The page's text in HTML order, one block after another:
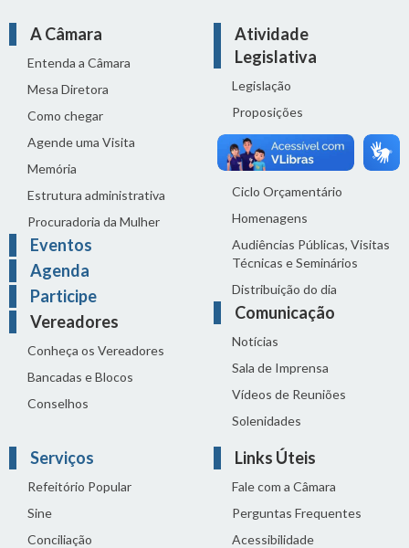
A Câmara
Entenda a Câmara
Mesa Diretora
Como chegar
Agende uma Visita
Memória
Estrutura administrativa
Procuradoria da Mulher
Eventos
Agenda
Participe
Vereadores
Conheça os Vereadores
Bancadas e Blocos
Conselhos
Atividade
Legislativa
Legislação
Proposições
Reuniões
Comissões
Ciclo Orçamentário
Homenagens
Audiências Públicas, Visitas
Técnicas e Seminários
Distribuição do dia
Comunicação
Notícias
Sala de Imprensa
Vídeos de Reuniões
Solenidades
Serviços
Refeitório Popular
Sine
Conciliação
Links Úteis
Fale com a Câmara
Perguntas Frequentes
Acessibilidade